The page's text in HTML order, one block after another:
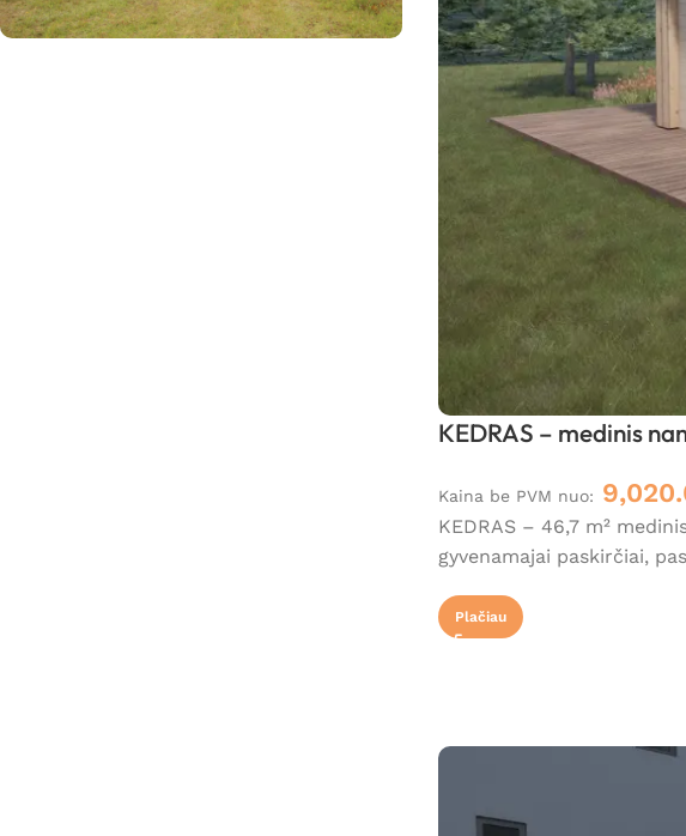
KEDRAS – medinis
Kaina be PVM nuo:
KEDRAS – 46,7 m²
gyvenamajai paskirčiai,
Plačiau